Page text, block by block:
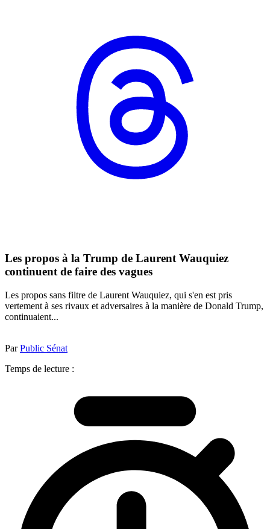
Les propos à la Trump de Laurent Wauquiez
continuent de faire des vagues
Les propos sans filtre de Laurent Wauquiez, qui s'en est pris
vertement à ses rivaux et adversaires à la manière de Donald Trump,
continuaient...
ParPublic Sénat
Temps de lecture :